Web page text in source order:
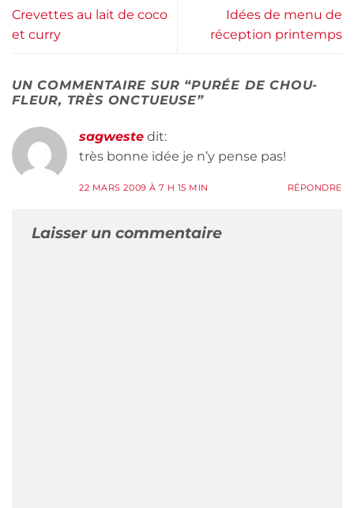
Crevettes au lait de coco
et curry
Idées de menu de
réception printemps
UN COMMENTAIRE SUR “PURÉE DE CHOU-
FLEUR, TRÈS ONCTUEUSE”
sagweste dit:
très bonne idée je n’y pense pas!
22 MARS 2009 À 7 H 15 MIN RÉPONDRE
Laisser un commentaire